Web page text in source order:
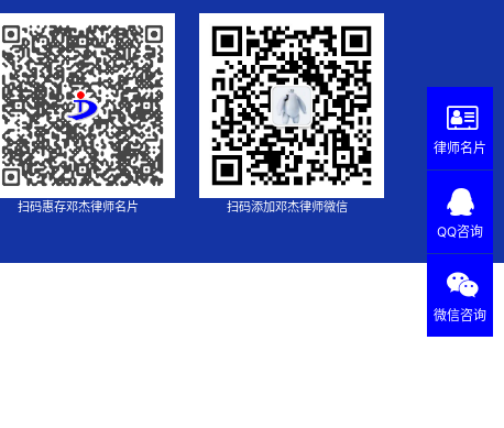
扫码惠存邓杰律师名片 扫码添加邓杰律师微信
律师名片
QQ咨询
微信咨询